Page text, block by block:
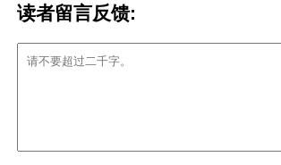
读者留言反馈: